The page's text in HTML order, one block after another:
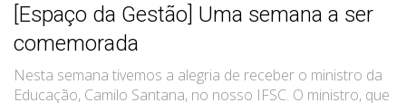
[Espaço da Gestão] Uma semana a ser
comemorada
Nesta semana tivemos a alegria de receber o ministro da
Educação, Camilo Santana, no nosso IFSC. O ministro, que